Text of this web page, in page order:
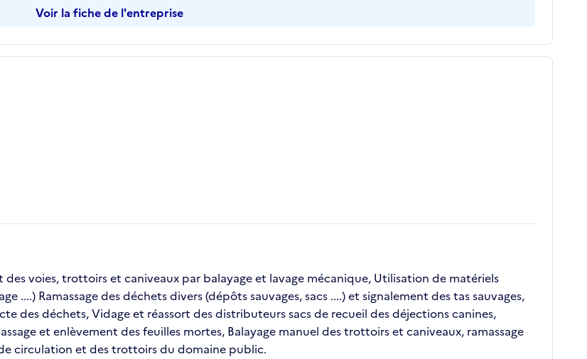
voies, trottoirs et caniveaux par balayage et lavage mécanique, Utilisation de matériels
....) Ramassage des déchets divers (dépôts sauvages, sacs ....) et signalement des tas sauvages,
des déchets, Vidage et réassort des distributeurs sacs de recueil des déjections canines,
et enlèvement des feuilles mortes, Balayage manuel des trottoirs et caniveaux, ramassage
circulation et des trottoirs du domaine public.
Voir la fiche de l'entreprise